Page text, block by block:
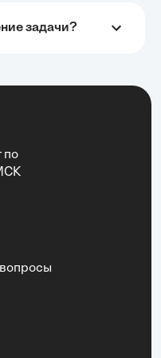
её невероятную
и интуитивно
могут быстро и
учебными задачами.
сложные
повышает
ценю наличие
лучше усвоить
и достигать
задачи?
по